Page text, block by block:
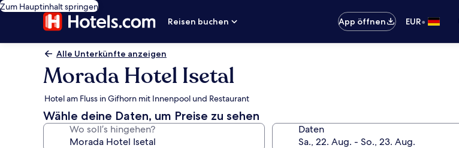
Zum Hauptinhalt springen
Reisen buchen
App öffnen EUR•
Alle Unterkünfte anzeigen
Morada Hotel Isetal
Hotel am Fluss in Gifhorn mit Innenpool und Restaurant
Wähle deine Daten, um Preise zu sehen
Wo soll’s hingehen? Daten